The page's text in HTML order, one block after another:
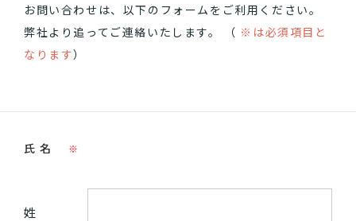
お問い合わせは、以下のフォームをご利用ください。
弊社より追ってご連絡いたします。 （ ※は必須項目と
なります）
氏名 ※
姓